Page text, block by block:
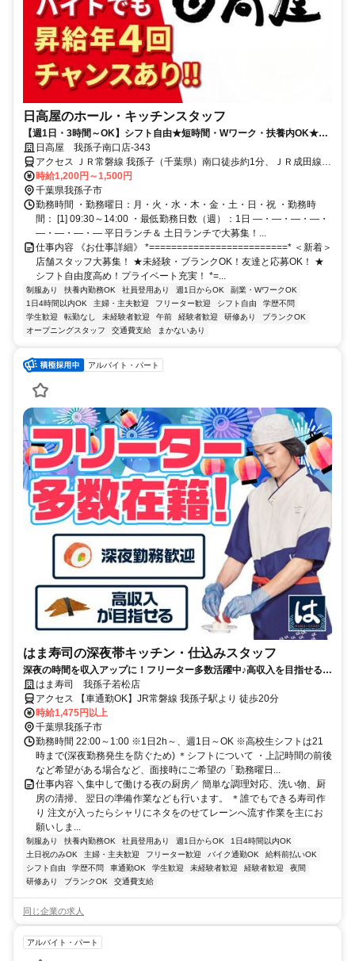
日高屋のホール・キッチンスタッフ
【週1日・3時間～OK】シフト自由★短時間・Wワーク・扶養内OK★食
事補助あり
日高屋 我孫子南口店-343
アクセス ＪＲ常磐線 我孫子（千葉県）南口徒歩約1分、ＪＲ成田線
我孫子（千葉県）南口徒歩約1分、ＪＲ常磐線 北柏北口徒歩約32分
時給1,200円～1,500円
千葉県我孫子市
勤務時間 ・勤務曜日：月・火・水・木・金・土・日・祝 ・勤務時
間： [1] 09:30～14:00 ・最低勤務日数（週）：1日 ―・―・―・―・
―・―・―・― 平日ランチ＆ 土日ランチで大募集！...
仕事内容 《お仕事詳細》 *=========================* ＜新着＞
店舗スタッフ大募集！ ★未経験・ブランクOK！友達と応募OK！ ★
シフト自由度高め！プライベート充実！ *=...
制服あり 扶養内勤務OK 社員登用あり 週1日からOK
副業・WワークOK
1日4時間以内OK
主婦・主夫歓迎 フリーター歓迎 シフト自由
学歴不問
学生歓迎
転勤なし 未経験者歓迎 午前 経験者歓迎 研修あり
ブランクOK
オープニングスタッフ
交通費支給 まかないあり
アルバイト・パート
はま寿司の深夜帯キッチン・仕込みスタッフ
深夜の時間を収入アップに！フリーター多数活躍中♪高収入を目指せる環
境です！
はま寿司 我孫子若松店
アクセス 【車通勤OK】JR常磐線 我孫子駅より 徒歩20分
時給1,475円以上
千葉県我孫子市
勤務時間 22:00～1:00 ※1日2h～、週1日～OK ※高校生シフトは21
時まで(深夜勤務発生を防ぐため) ＊シフトについて ・上記時間の前後
など希望がある場合など、面接時にご希望の「勤務曜日...
仕事内容 ＼集中して働ける夜の厨房／ 簡単な調理対応、洗い物、厨
房の清掃、 翌日の準備作業なども行います。 ＊誰でもできる寿司作
り 注文が入ったらシャリにネタをのせてレーンへ流す作業を主にお
願いしま...
制服あり 扶養内勤務OK 社員登用あり 週1日からOK
1日4時間以内OK
土日祝のみOK
主婦・主夫歓迎 フリーター歓迎 バイク通勤OK
給料前払いOK
シフト自由
学歴不問 車通勤OK 学生歓迎 未経験者歓迎 経験者歓迎
夜間
研修あり
ブランクOK 交通費支給
同じ企業の求人
アルバイト・パート